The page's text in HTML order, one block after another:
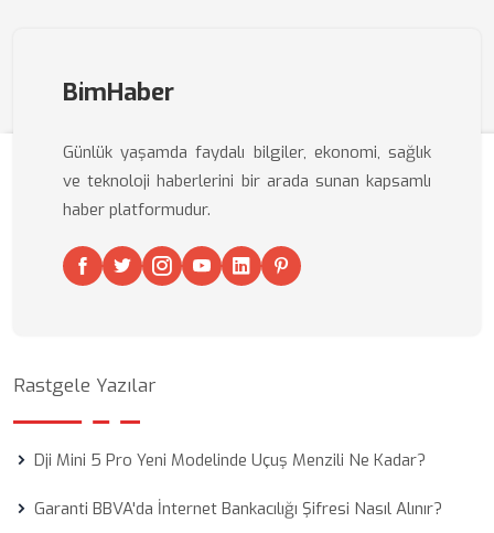
BimHaber
Günlük yaşamda faydalı bilgiler, ekonomi, sağlık
ve teknoloji haberlerini bir arada sunan kapsamlı
haber platformudur.
Rastgele Yazılar
Dji Mini 5 Pro Yeni Modelinde Uçuş Menzili Ne Kadar?
Garanti BBVA'da İnternet Bankacılığı Şifresi Nasıl Alınır?